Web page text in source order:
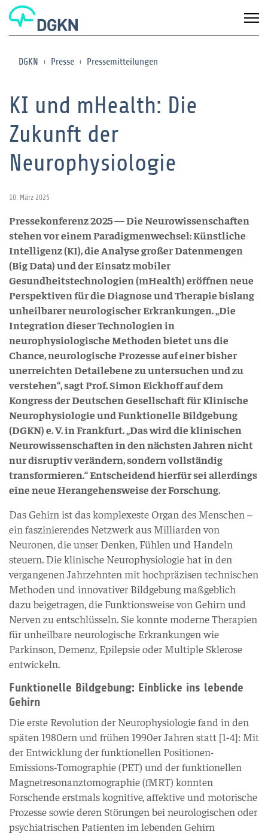
DGKN Presse Pressemitteilungen
KI und mHealth: Die
Zukunft der
Neurophysiologie
10. März 2025
Pressekonferenz 2025 — Die Neurowissenschaften
stehen vor einem Paradigmenwechsel: Künstliche
Intelligenz (KI), die Analyse großer Datenmengen
(Big Data) und der Einsatz mobiler
Gesundheitstechnologien (mHealth) eröffnen neue
Perspektiven für die Diagnose und Therapie bislang
unheilbarer neurologischer Erkrankungen. „Die
Integration dieser Technologien in
neurophysiologische Methoden bietet uns die
Chance, neurologische Prozesse auf einer bisher
unerreichten Detailebene zu untersuchen und zu
verstehen“, sagt Prof. Simon Eickhoff auf dem
Kongress der Deutschen Gesellschaft für Klinische
Neurophysiologie und Funktionelle Bildgebung
(DGKN) e. V. in Frankfurt. „Das wird die klinischen
Neurowissenschaften in den nächsten Jahren nicht
nur disruptiv verändern, sondern vollständig
transformieren.“ Entscheidend hierfür sei allerdings
eine neue Herangehensweise der Forschung.
Das Gehirn ist das komplexeste Organ des Menschen –
ein faszinierendes Netzwerk aus Milliarden von
Neuronen, die unser Denken, Fühlen und Handeln
steuern. Die klinische Neurophysiologie hat in den
vergangenen Jahrzehnten mit hochpräzisen technischen
Methoden und innovativer Bildgebung maßgeblich
dazu beigetragen, die Funktionsweise von Gehirn und
Nerven zu entschlüsseln. Sie konnte moderne Therapien
für unheilbare neurologische Erkrankungen wie
Parkinson, Demenz, Epilepsie oder Multiple Sklerose
entwickeln.
Funktionelle Bildgebung: Einblicke ins lebende
Gehirn
Die erste Revolution der Neurophysiologie fand in den
späten 1980ern und frühen 1990er Jahren statt [1-4]: Mit
der Entwicklung der funktionellen Positionen-
Emissions-Tomographie (PET) und der funktionellen
Magnetresonanztomographie (fMRT) konnten
Forschende erstmals kognitive, affektive und motorische
Prozesse sowie deren Störungen bei neurologischen oder
psychiatrischen Patienten im lebenden Gehirn